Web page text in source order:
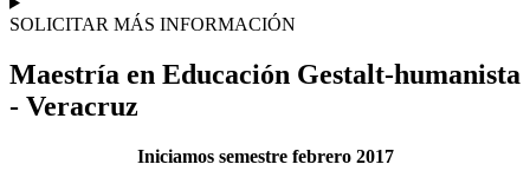
SOLICITAR MÁS INFORMACIÓN
Maestría en Educación Gestalt-humanista
- Veracruz
Iniciamos semestre febrero 2017